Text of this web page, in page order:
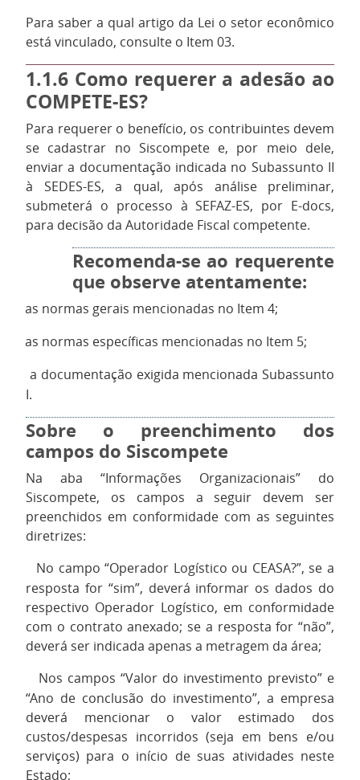
Para saber a qual artigo da Lei o setor econômico
está vinculado, consulte o Item 03.
1.1.6 Como requerer a adesão ao
COMPETE-ES?
Para requerer o benefício, os contribuintes devem
se cadastrar no Siscompete e, por meio dele,
enviar a documentação indicada no Subassunto II
à SEDES-ES, a qual, após análise preliminar,
submeterá o processo à SEFAZ-ES, por E-docs,
para decisão da Autoridade Fiscal competente.
Recomenda-se ao requerente
que observe atentamente:
as normas gerais mencionadas no Item 4;
as normas específicas mencionadas no Item 5;
a documentação exigida mencionada Subassunto
I.
Sobre o preenchimento dos
campos do Siscompete
Na aba “Informações Organizacionais” do
Siscompete, os campos a seguir devem ser
preenchidos em conformidade com as seguintes
diretrizes:
No campo “Operador Logístico ou CEASA?”, se a
resposta for “sim”, deverá informar os dados do
respectivo Operador Logístico, em conformidade
com o contrato anexado; se a resposta for “não”,
deverá ser indicada apenas a metragem da área;
Nos campos “Valor do investimento previsto” e
“Ano de conclusão do investimento”, a empresa
deverá mencionar o valor estimado dos
custos/despesas incorridos (seja em bens e/ou
serviços) para o início de suas atividades neste
Estado;